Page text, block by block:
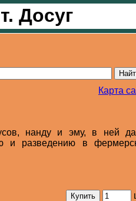
Досуг
Карта
нанду и эму, в ней
и разведению в